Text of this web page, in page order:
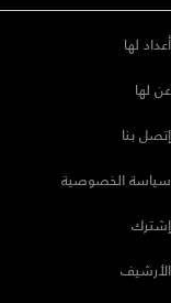
أعداد لها
عن لها
إتصل بنا
سياسة الخصوصية
إشترك
الأرشيف